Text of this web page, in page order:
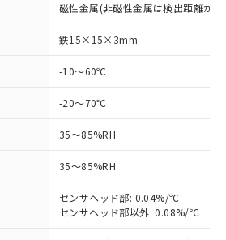
磁性金属(非磁性金属は検出距離が
鉄15×15×3mm
-10～60℃
-20～70℃
35～85%RH
35～85%RH
センサヘッド部: 0.04%/℃
センサヘッド部以外: 0.08%/℃
RoHS指令（10物質）の
した製品が提供可能な商品で
品に切り替える予定のある